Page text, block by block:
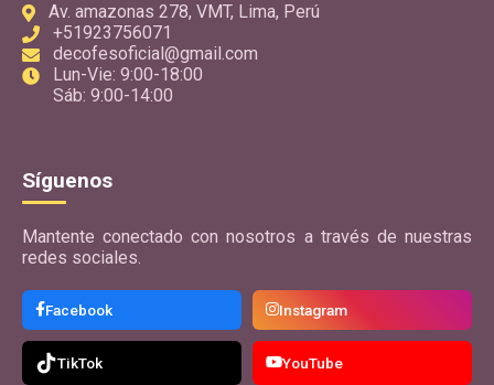
Av. amazonas 278, VMT, Lima, Perú
+51923756071
decofesoficial@gmail.com
Lun-Vie: 9:00-18:00
Sáb: 9:00-14:00
Síguenos
Mantente conectado con nosotros a través de nuestras
redes sociales.
Facebook Instagram
TikTok YouTube